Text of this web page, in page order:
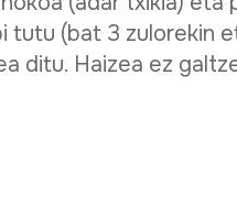
tutu (bat 3 zulorekin
ditu. Haizea ez